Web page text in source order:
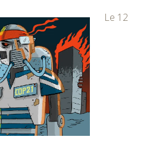
Le 12